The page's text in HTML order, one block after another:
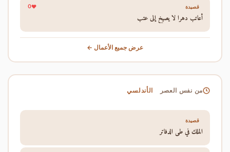
قصيدة 0
أعاتب دهرا لا يصيخ إلى عتب
عرض جميع الأعمال ←
من نفس العصر الأندلسي
قصيدة
الملك في طي الدفاتر